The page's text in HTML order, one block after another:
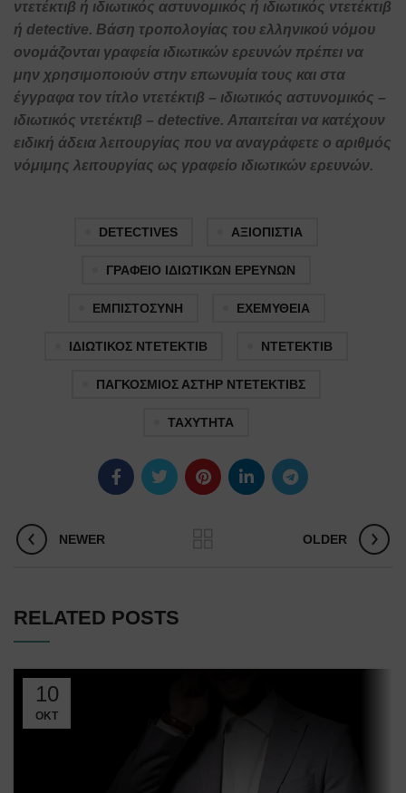
ντετέκτιβ ή ιδιωτικός αστυνομικός ή ιδιωτικός ντετέκτιβ
ή detective. Βάση τροπολογίας του ελληνικού νόμου
ονομάζονται γραφεία ιδιωτικών ερευνών πρέπει να
μην χρησιμοποιούν στην επωνυμία τους και στα
έγγραφα τον τίτλο ντετέκτιβ – ιδιωτικός αστυνομικός –
ιδιωτικός ντετέκτιβ – detective. Απαιτείται να κατέχουν
ειδική άδεια λειτουργίας που να αναγράφετε ο αριθμός
νόμιμης λειτουργίας ως γραφείο ιδιωτικών ερευνών.
DETECTIVES ΑΞΙΟΠΙΣΤΙΑ
ΓΡΑΦΕΙΟ ΙΔΙΩΤΙΚΩΝ ΕΡΕΥΝΩΝ
ΕΜΠΙΣΤΟΣΥΝΗ ΕΧΕΜΥΘΕΙΑ
ΙΔΙΩΤΙΚΟΣ ΝΤΕΤΕΚΤΙΒ ΝΤΕΤΕΚΤΙΒ
ΠΑΓΚΟΣΜΙΟΣ ΑΣΤΗΡ ΝΤΕΤΕΚΤΙΒΣ
ΤΑΧΥΤΗΤΑ
NEWER OLDER
RELATED POSTS
10
ΟΚΤ